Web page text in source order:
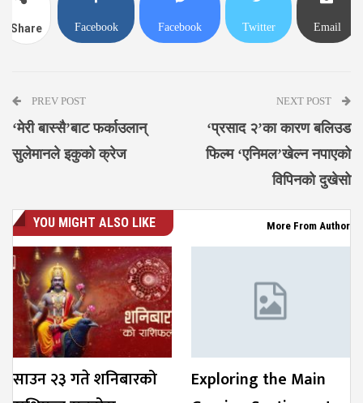
Share Facebook Facebook Twitter Email
PREV POST
‘मेरी बास्सै’बाट फर्काउलान्
सुलेमानले इकुको क्रेज
NEXT POST
‘प्रसाद २’का कारण बलिउड
फिल्म ‘एनिमल’खेल्न नपाएको
विपिनको दुखेसो
YOU MIGHT ALSO LIKE More From Author
साउन २३ गते शनिबारको
Exploring the Main